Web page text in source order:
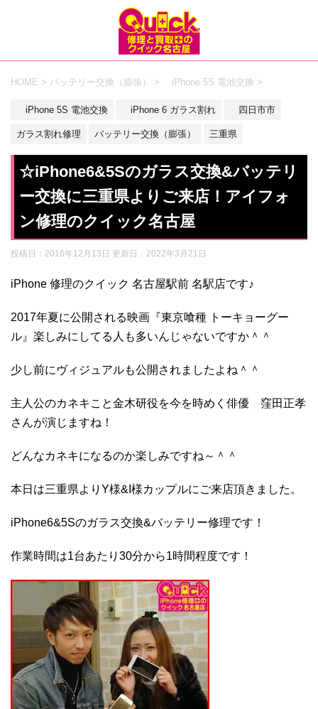
HOME > バッテリー交換（膨張） > iPhone 5S 電池交換 >
iPhone 5S 電池交換 iPhone 6 ガラス割れ 四日市市
ガラス割れ修理 バッテリー交換（膨張） 三重県
☆iPhone6&5Sのガラス交換&バッテリ
ー交換に三重県よりご来店！アイフォ
ン修理のクイック名古屋
投稿日：2016年12月13日 更新日： 2022年3月21日
iPhone 修理のクイック 名古屋駅前 名駅店です♪
2017年夏に公開される映画『東京喰種 トーキョーグー
ル』楽しみにしてる人も多いんじゃないですか＾＾
少し前にヴィジュアルも公開されましたよね＾＾
主人公のカネキこと金木研役を今を時めく俳優 窪田正孝
さんが演じますね！
どんなカネキになるのか楽しみですね～＾＾
本日は三重県よりY様&I様カップルにご来店頂きました。
iPhone6&5Sのガラス交換&バッテリー修理です！
作業時間は1台あたり30分から1時間程度です！